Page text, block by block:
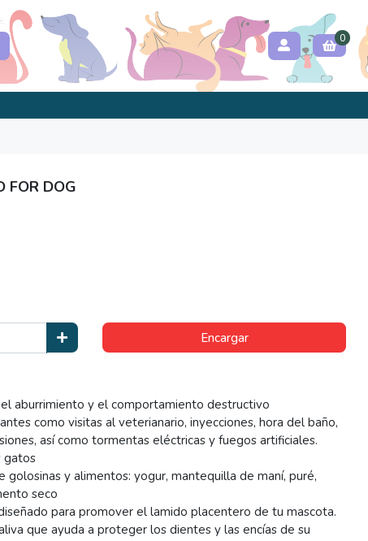
0
FOR DOG
Encargar
el aburrimiento y el comportamiento destructivo
como visitas al veterianario, inyecciones, hora del baño,
así como tormentas eléctricas y fuegos artificiales.
gatos
y alimentos: yogur, mantequilla de maní, puré,
seco
para promover el lamido placentero de tu mascota.
que ayuda a proteger los dientes y las encías de su